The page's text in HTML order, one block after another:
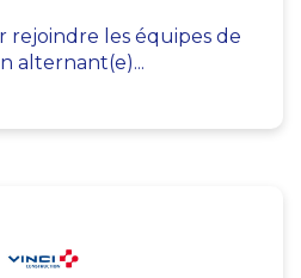
rejoindre les équipes de
alternant(e)...